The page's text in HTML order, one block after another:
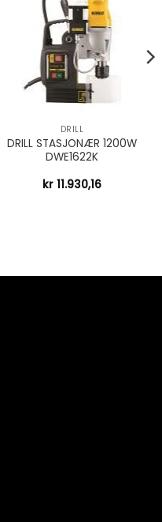
DRILL
DRILL STASJONÆR 1200W
DWE1622K
kr 11.930,16